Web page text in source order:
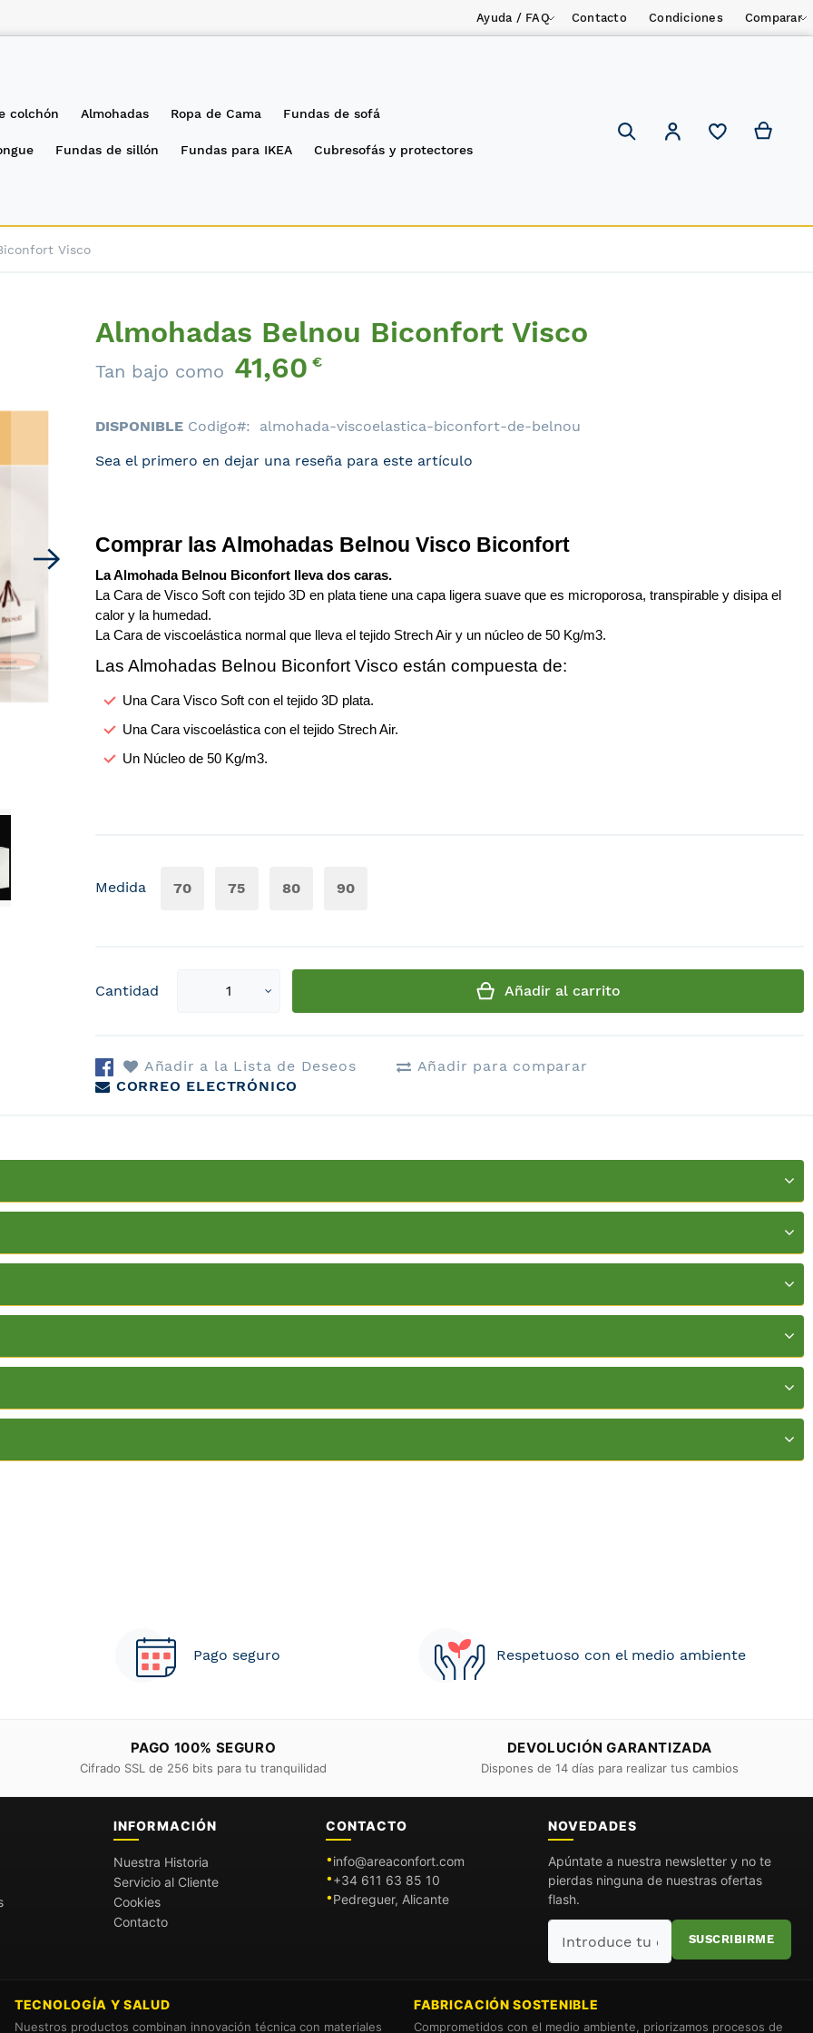
Ayuda / FAQ Contacto Condiciones Comparar
colchón Almohadas Ropa de Cama Fundas de sofá
Fundas de sillón Fundas para IKEA Cubresofás y protectores
Search
Mi cuenta
Visco
Almohadas Belnou Biconfort Visco
Tan bajo como 41,60€
DISPONIBLE Codigo
almohada-viscoelastica-biconfort-de-belnou
Sea el primero en dejar una reseña para este artículo
Comprar las Almohadas Belnou Visco Biconfort
La Almohada Belnou Biconfort lleva dos caras.
La Cara de Visco Soft con tejido 3D en plata tiene una capa ligera suave que es microporosa, transpirable y disipa el
calor y la humedad.
La Cara de viscoelástica normal que lleva el tejido Strech Air y un núcleo de 50 Kg/m3.
Las Almohadas Belnou Biconfort Visco están compuesta de:
Una Cara Visco Soft con el tejido 3D plata.
Una Cara viscoelástica con el tejido Strech Air.
Un Núcleo de 50 Kg/m3.
Medida 70 75 80 90
Cantidad
Select
Añadir al carrito
Añadir a la Lista de Deseos
Añadir para comparar
CORREO ELECTRÓNICO
Pago seguro Respetuoso con el medio ambiente
PAGO 100% SEGURO
Cifrado SSL de 256 bits para tu tranquilidad
DEVOLUCIÓN GARANTIZADA
Dispones de 14 días para realizar tus cambios
INFORMACIÓN
Nuestra Historia
Servicio al Cliente
Cookies
Contacto
CONTACTO
info@areaconfort.com
+34 611 63 85 10
Pedreguer, Alicante
NOVEDADES
Apúntate a nuestra newsletter y no te
pierdas ninguna de nuestras ofertas
flash.
Introduce
email
SUSCRIBIRME
TECNOLOGÍA Y SALUD
Nuestros productos combinan innovación técnica con materiales
FABRICACIÓN SOSTENIBLE
Comprometidos con el medio ambiente, priorizamos procesos de